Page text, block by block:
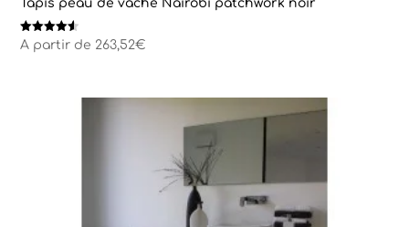
Tapis peau de vache Nairobi patchwork noir
Note
4.50
A partir de 263,52€